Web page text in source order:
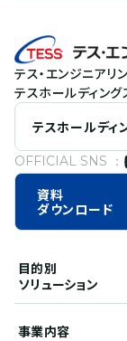
テス・エンジニアリ
テスホールディン
テスホールディ
OFFICIAL SNS ：
資料
ダウンロード
目的別
ソリューション
事業内容